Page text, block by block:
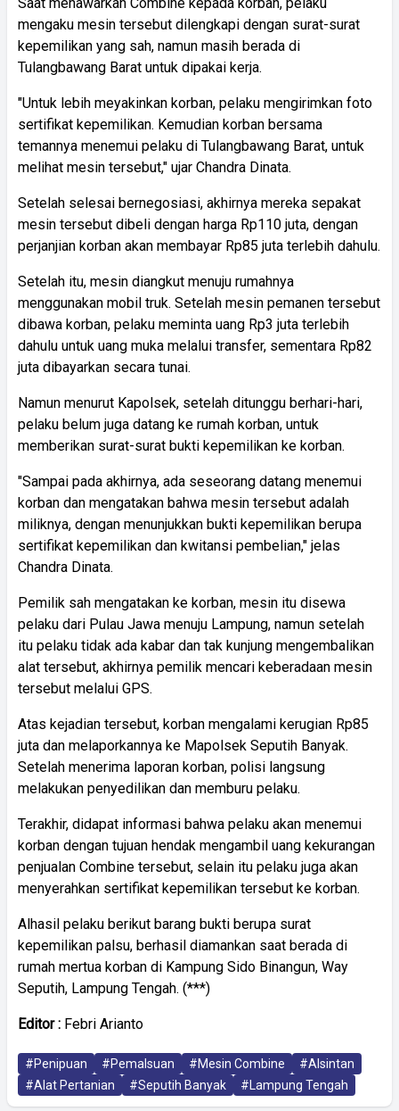
mengaku mesin tersebut dilengkapi dengan surat-surat
kepemilikan yang sah, namun masih berada di
Tulangbawang Barat untuk dipakai kerja.
"Untuk lebih meyakinkan korban, pelaku mengirimkan foto
sertifikat kepemilikan. Kemudian korban bersama
temannya menemui pelaku di Tulangbawang Barat, untuk
melihat mesin tersebut," ujar Chandra Dinata.
Setelah selesai bernegosiasi, akhirnya mereka sepakat
mesin tersebut dibeli dengan harga Rp110 juta, dengan
perjanjian korban akan membayar Rp85 juta terlebih dahulu.
Setelah itu, mesin diangkut menuju rumahnya
menggunakan mobil truk. Setelah mesin pemanen tersebut
dibawa korban, pelaku meminta uang Rp3 juta terlebih
dahulu untuk uang muka melalui transfer, sementara Rp82
juta dibayarkan secara tunai.
Namun menurut Kapolsek, setelah ditunggu berhari-hari,
pelaku belum juga datang ke rumah korban, untuk
memberikan surat-surat bukti kepemilikan ke korban.
"Sampai pada akhirnya, ada seseorang datang menemui
korban dan mengatakan bahwa mesin tersebut adalah
miliknya, dengan menunjukkan bukti kepemilikan berupa
sertifikat kepemilikan dan kwitansi pembelian," jelas
Chandra Dinata.
Pemilik sah mengatakan ke korban, mesin itu disewa
pelaku dari Pulau Jawa menuju Lampung, namun setelah
itu pelaku tidak ada kabar dan tak kunjung mengembalikan
alat tersebut, akhirnya pemilik mencari keberadaan mesin
tersebut melalui GPS.
Atas kejadian tersebut, korban mengalami kerugian Rp85
juta dan melaporkannya ke Mapolsek Seputih Banyak.
Setelah menerima laporan korban, polisi langsung
melakukan penyedilikan dan memburu pelaku.
Terakhir, didapat informasi bahwa pelaku akan menemui
korban dengan tujuan hendak mengambil uang kekurangan
penjualan Combine tersebut, selain itu pelaku juga akan
menyerahkan sertifikat kepemilikan tersebut ke korban.
Alhasil pelaku berikut barang bukti berupa surat
kepemilikan palsu, berhasil diamankan saat berada di
rumah mertua korban di Kampung Sido Binangun, Way
Seputih, Lampung Tengah. (***)
Editor : Febri Arianto
#Penipuan #Pemalsuan #Mesin Combine
#Alsintan
#Alat Pertanian
#Seputih Banyak #Lampung Tengah